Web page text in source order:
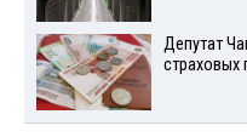
Депутат
страховых